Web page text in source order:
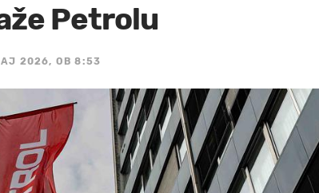
Petrolu
2026, OB 8:53